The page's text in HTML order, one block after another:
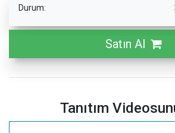
Durum:
Satın Al
Tanıtım